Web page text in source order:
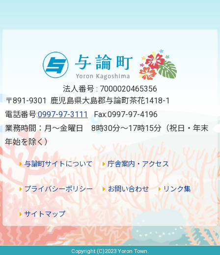
法人番号 : 7000020465356
〒891-9301 鹿児島県大島郡与論町茶花1418-1
電話番号:0997-97-3111 Fax:0997-97-4196
業務時間：月～金曜日 8時30分～17時15分（祝日・年末
年始を除く）
与論町サイトについて 庁舎案内・アクセス
プライバシーポリシー お問い合わせ リンク集
サイトマップ
Copyright (C)2023 Yoron Town.